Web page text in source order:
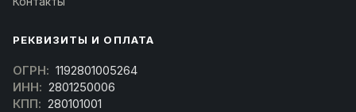
РЕКВИЗИТЫ И ОПЛАТА
ОГРН: 1192801005264
ИНН: 2801250006
КПП: 280101001